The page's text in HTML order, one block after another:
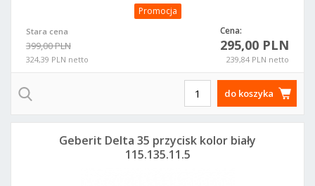
Promocja
Stara cena
399,00 PLN
324,39 PLN netto
Cena:
295,00 PLN
239,84 PLN netto
do koszyka
Geberit Delta 35 przycisk kolor biały
115.135.11.5